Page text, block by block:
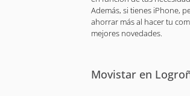
Además, si tienes iPhone,
ahorrar más al hacer tu
mejores novedades.
Movistar en